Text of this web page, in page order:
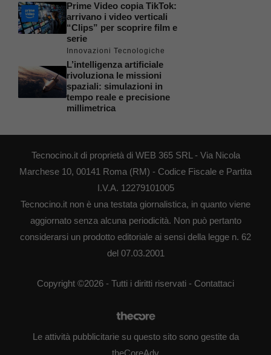
Prime Video copia TikTok:
arrivano i video verticali
“Clips” per scoprire film e
serie
Innovazioni Tecnologiche
L’intelligenza artificiale
rivoluziona le missioni
spaziali: simulazioni in
tempo reale e precisione
millimetrica
Tecnocino.it di proprietà di WEB 365 SRL - Via Nicola
Marchese 10, 00141 Roma (RM) - Codice Fiscale e Partita
I.V.A. 12279101005
Tecnocino.it non è una testata giornalistica, in quanto viene
aggiornato senza alcuna periodicità. Non può pertanto
considerarsi un prodotto editoriale ai sensi della legge n. 62
del 07.03.2001
Copyright ©2026 - Tutti i diritti riservati - Contattaci
Le attività pubblicitarie su questo sito sono gestite da
theCoreAdv